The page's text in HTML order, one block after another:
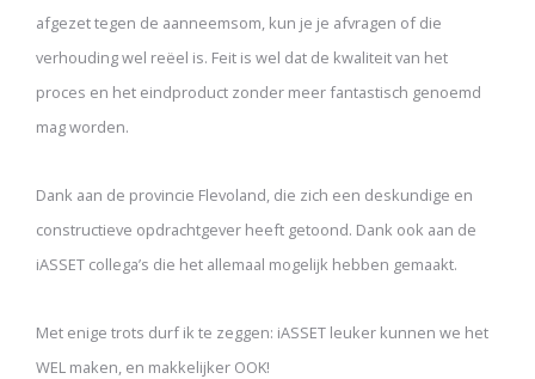
afgezet tegen de aanneemsom, kun je je afvragen of die
verhouding wel reëel is. Feit is wel dat de kwaliteit van het
proces en het eindproduct zonder meer fantastisch genoemd
mag worden.
Dank aan de provincie Flevoland, die zich een deskundige en
constructieve opdrachtgever heeft getoond. Dank ook aan de
iASSET collega’s die het allemaal mogelijk hebben gemaakt.
Met enige trots durf ik te zeggen: iASSET leuker kunnen we het
WEL maken, en makkelijker OOK!